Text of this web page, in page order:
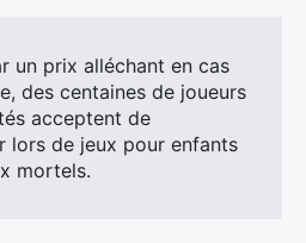
un prix alléchant en cas
des centaines de joueurs
acceptent de
lors de jeux pour enfants
mortels.